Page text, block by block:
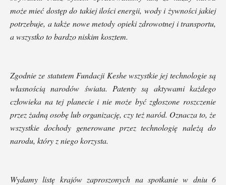
może mieć dostęp do takiej ilości energii, wody i żywności jakiej
potrzebuje, a także nowe metody opieki zdrowotnej i transportu,
a wszystko to bardzo niskim kosztem.
Zgodnie ze statutem Fundacji Keshe wszystkie jej technologie są
własnością narodów świata. Patenty są aktywami każdego
człowieka na tej planecie i nie może być zgłoszone roszczenie
przez żadną osobę lub organizację, czy też naród. Oznacza to, że
wszystkie dochody generowane przez technologię należą do
narodu, który z niego korzysta.
Wydamy listę krajów zaproszonych na spotkanie w dniu 6